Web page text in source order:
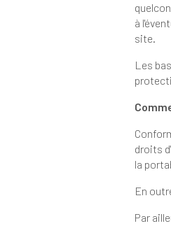
quelconque à des
à l'éventuel acquéreur qui serait à son tour tenu
site.
Les bases
droits